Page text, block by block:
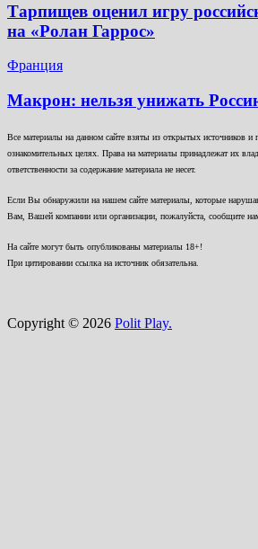
Тарпищев оценил игру
на «Ролан Гаррос»
Франция
Макрон: нельзя унижать
Все материалы на данном сайте взяты из открытых источников и
ознакомительных целях. Права на материалы принадлежат их
ответственности за содержание материала не несет.
Если Вы обнаружили на нашем сайте материалы, которые
Вам, Вашей компании или организации, пожалуйста, сообщите
На сайте могут быть опубликованы материалы 18+!
При цитировании ссылка на источник обязательна.
Copyright © 2026 Polit Play.